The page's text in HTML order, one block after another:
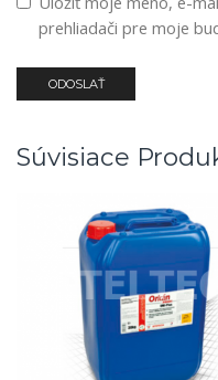
prehliadači pre moje
Súvisiace